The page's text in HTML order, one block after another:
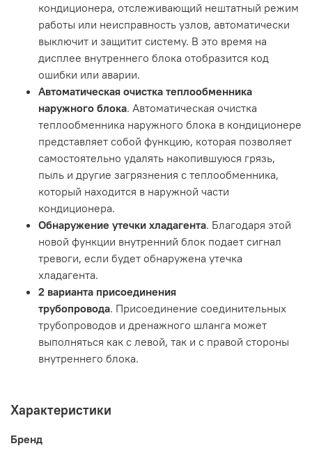
кондиционера, отслеживающий нештатный режим
работы или неисправность узлов, автоматически
выключит и защитит систему. В это время на
дисплее внутреннего блока отобразится код
ошибки или аварии.
Автоматическая очистка теплообменника
наружного блока. Автоматическая очистка
теплообменника наружного блока в кондиционере
представляет собой функцию, которая позволяет
самостоятельно удалять накопившуюся грязь,
пыль и другие загрязнения с теплообменника,
который находится в наружной части
кондиционера.
Обнаружение утечки хладагента. Благодаря этой
новой функции внутренний блок подает сигнал
тревоги, если будет обнаружена утечка
хладагента.
2 варианта присоединения
трубопровода. Присоединение соединительных
трубопроводов и дренажного шланга может
выполняться как с левой, так и с правой стороны
внутреннего блока.
Характеристики
Бренд